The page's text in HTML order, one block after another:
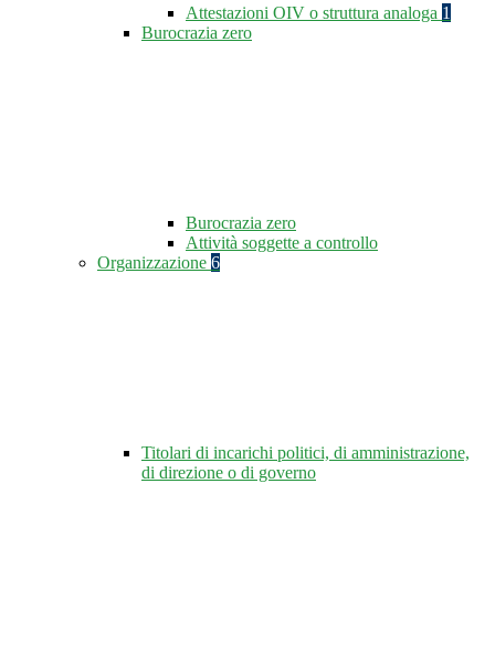
Attestazioni OIV o struttura analoga 1
Burocrazia zero
Burocrazia zero
Attività soggette a controllo
Organizzazione 6
Titolari di incarichi politici, di amministrazione,
di direzione o di governo